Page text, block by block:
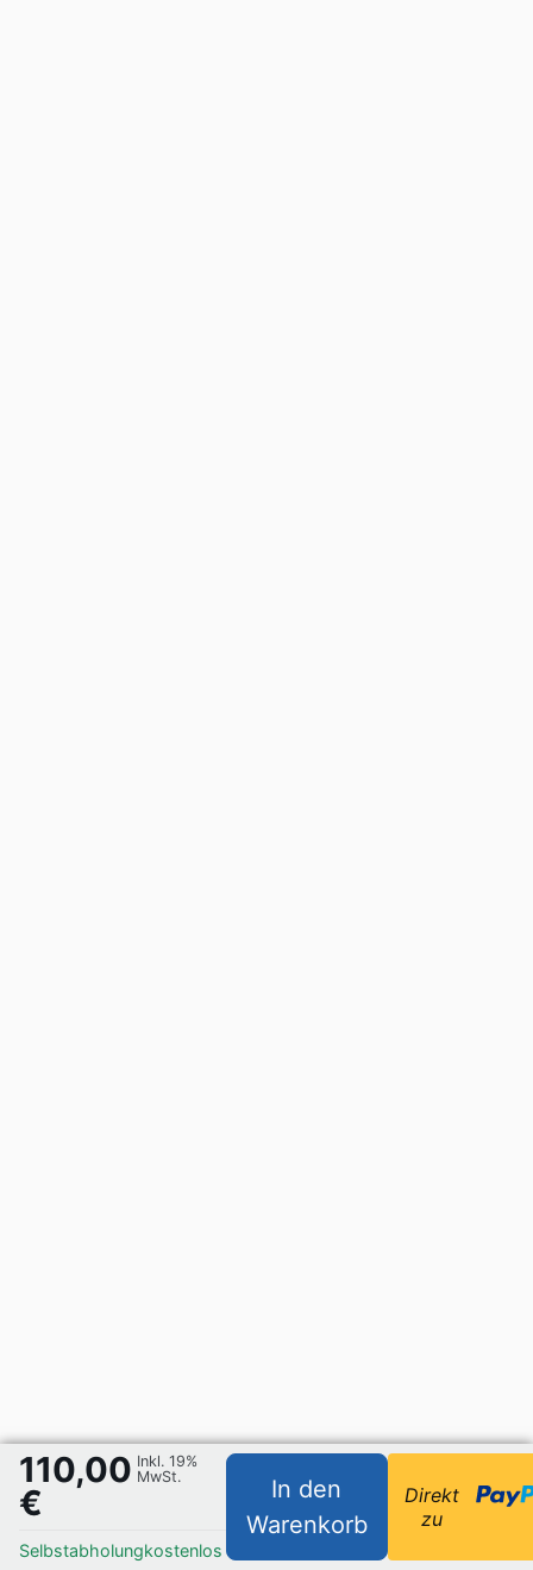
110,00
€
Inkl. 19%
MwSt.
Selbstabholungkostenlos
In den
Warenkorb
Direkt
zu